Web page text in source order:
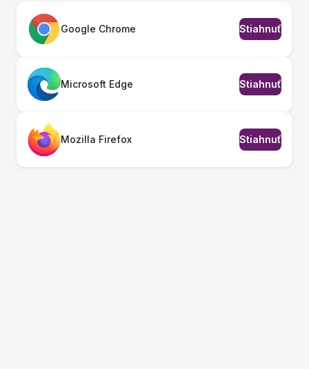
Google Chrome Stiahnuť
Microsoft Edge Stiahnuť
Mozilla Firefox Stiahnuť